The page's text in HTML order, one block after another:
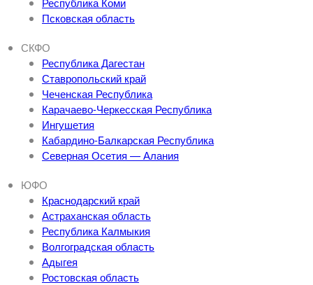
Псковская область
СКФО
Республика Дагестан
Ставропольский край
Чеченская Республика
Карачаево-Черкесская Республика
Ингушетия
Кабардино-Балкарская Республика
Северная Осетия — Алания
ЮФО
Краснодарский край
Астраханская область
Республика Калмыкия
Волгоградская область
Адыгея
Ростовская область